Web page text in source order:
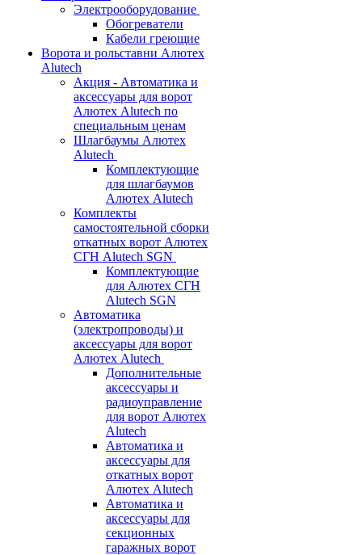
Электрооборудование
Обогреватели
Кабели греющие
Ворота и рольставни Алютех
Alutech
Акция - Автоматика и
аксессуары для ворот
Алютех Alutech по
специальным ценам
Шлагбаумы Алютех
Alutech
Комплектующие
для шлагбаумов
Алютех Alutech
Комплекты
самостоятельной сборки
откатных ворот Алютех
СГН Alutech SGN
Комплектующие
для Алютех СГН
Alutech SGN
Автоматика
(электропроводы) и
аксессуары для ворот
Алютех Alutech
Дополнительные
аксессуары и
радиоуправление
для ворот Алютех
Alutech
Автоматика и
аксессуары для
откатных ворот
Алютех Alutech
Автоматика и
аксессуары для
секционных
гаражных ворот